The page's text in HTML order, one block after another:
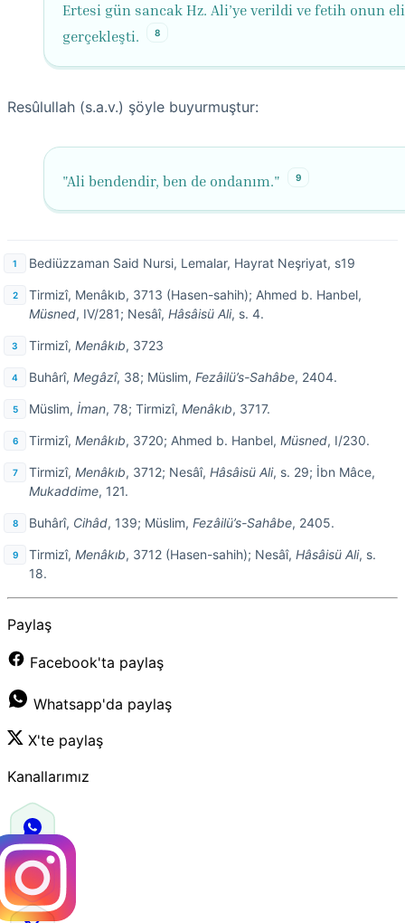
Ertesi gün sancak Hz. Ali’ye verildi ve fetih onun
gerçekleşti.
8
Resûlullah (s.a.v.) şöyle buyurmuştur:
"Ali bendendir, ben de ondanım." 9
Bediüzzaman Said Nursi, Lemalar, Hayrat Neşriyat, s19
Tirmizî, Menâkıb, 3713 (Hasen-sahih); Ahmed b. Hanbel,
Müsned, IV/281; Nesâî, Hâsâisü Ali, s. 4.
Tirmizî, Menâkıb, 3723
Buhârî, Megâzî, 38; Müslim, Fezâilü’s-Sahâbe, 2404.
Müslim, İman, 78; Tirmizî, Menâkıb, 3717.
Tirmizî, Menâkıb, 3720; Ahmed b. Hanbel, Müsned, I/230.
Tirmizî, Menâkıb, 3712; Nesâî, Hâsâisü Ali, s. 29; İbn Mâce,
Mukaddime, 121.
Buhârî, Cihâd, 139; Müslim, Fezâilü’s-Sahâbe, 2405.
Tirmizî, Menâkıb, 3712 (Hasen-sahih); Nesâî, Hâsâisü Ali, s.
18.
Paylaş
Facebook'ta paylaş
Whatsapp'da paylaş
X'te paylaş
Kanallarımız